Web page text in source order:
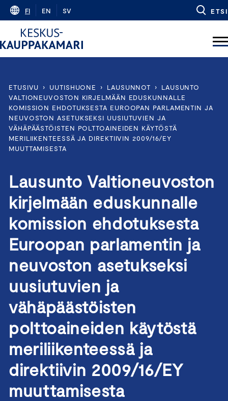
Skip
content
FI EN SV ETSI
ETUSIVU › UUTISHUONE › LAUSUNNOT ›
LAUSUNTO
VALTIONEUVOSTON KIRJELMÄÄN EDUSKUNNALLE
KOMISSION EHDOTUKSESTA EUROOPAN PARLAMENTIN JA
NEUVOSTON ASETUKSEKSI UUSIUTUVIEN JA
VÄHÄPÄÄSTÖISTEN POLTTOAINEIDEN KÄYTÖSTÄ
MERILIIKENTEESSÄ JA DIREKTIIVIN 2009/16/EY
MUUTTAMISESTA
Lausunto Valtioneuvoston
kirjelmään eduskunnalle
komission ehdotuksesta
Euroopan parlamentin ja
neuvoston asetukseksi
uusiutuvien ja
vähäpäästöisten
polttoaineiden käytöstä
meriliikenteessä ja
direktiivin 2009/16/EY
muuttamisesta